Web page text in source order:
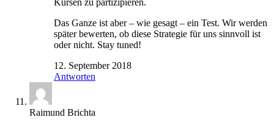
Kursen zu partizipieren.
Das Ganze ist aber – wie gesagt – ein Test. Wir werden
später bewerten, ob diese Strategie für uns sinnvoll ist
oder nicht. Stay tuned!
12. September 2018
Antworten
Raimund Brichta